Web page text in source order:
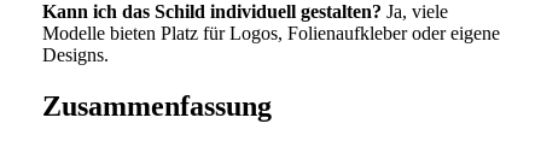
Kann ich das Schild individuell gestalten? Ja, viele
Modelle bieten Platz für Logos, Folienaufkleber oder eigene
Designs.
Zusammenfassung